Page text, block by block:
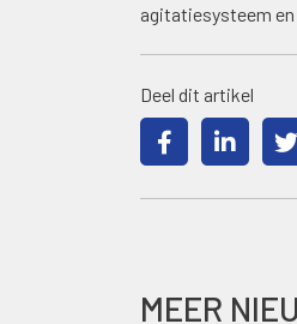
agitatiesysteem
Deel dit artikel
MEER